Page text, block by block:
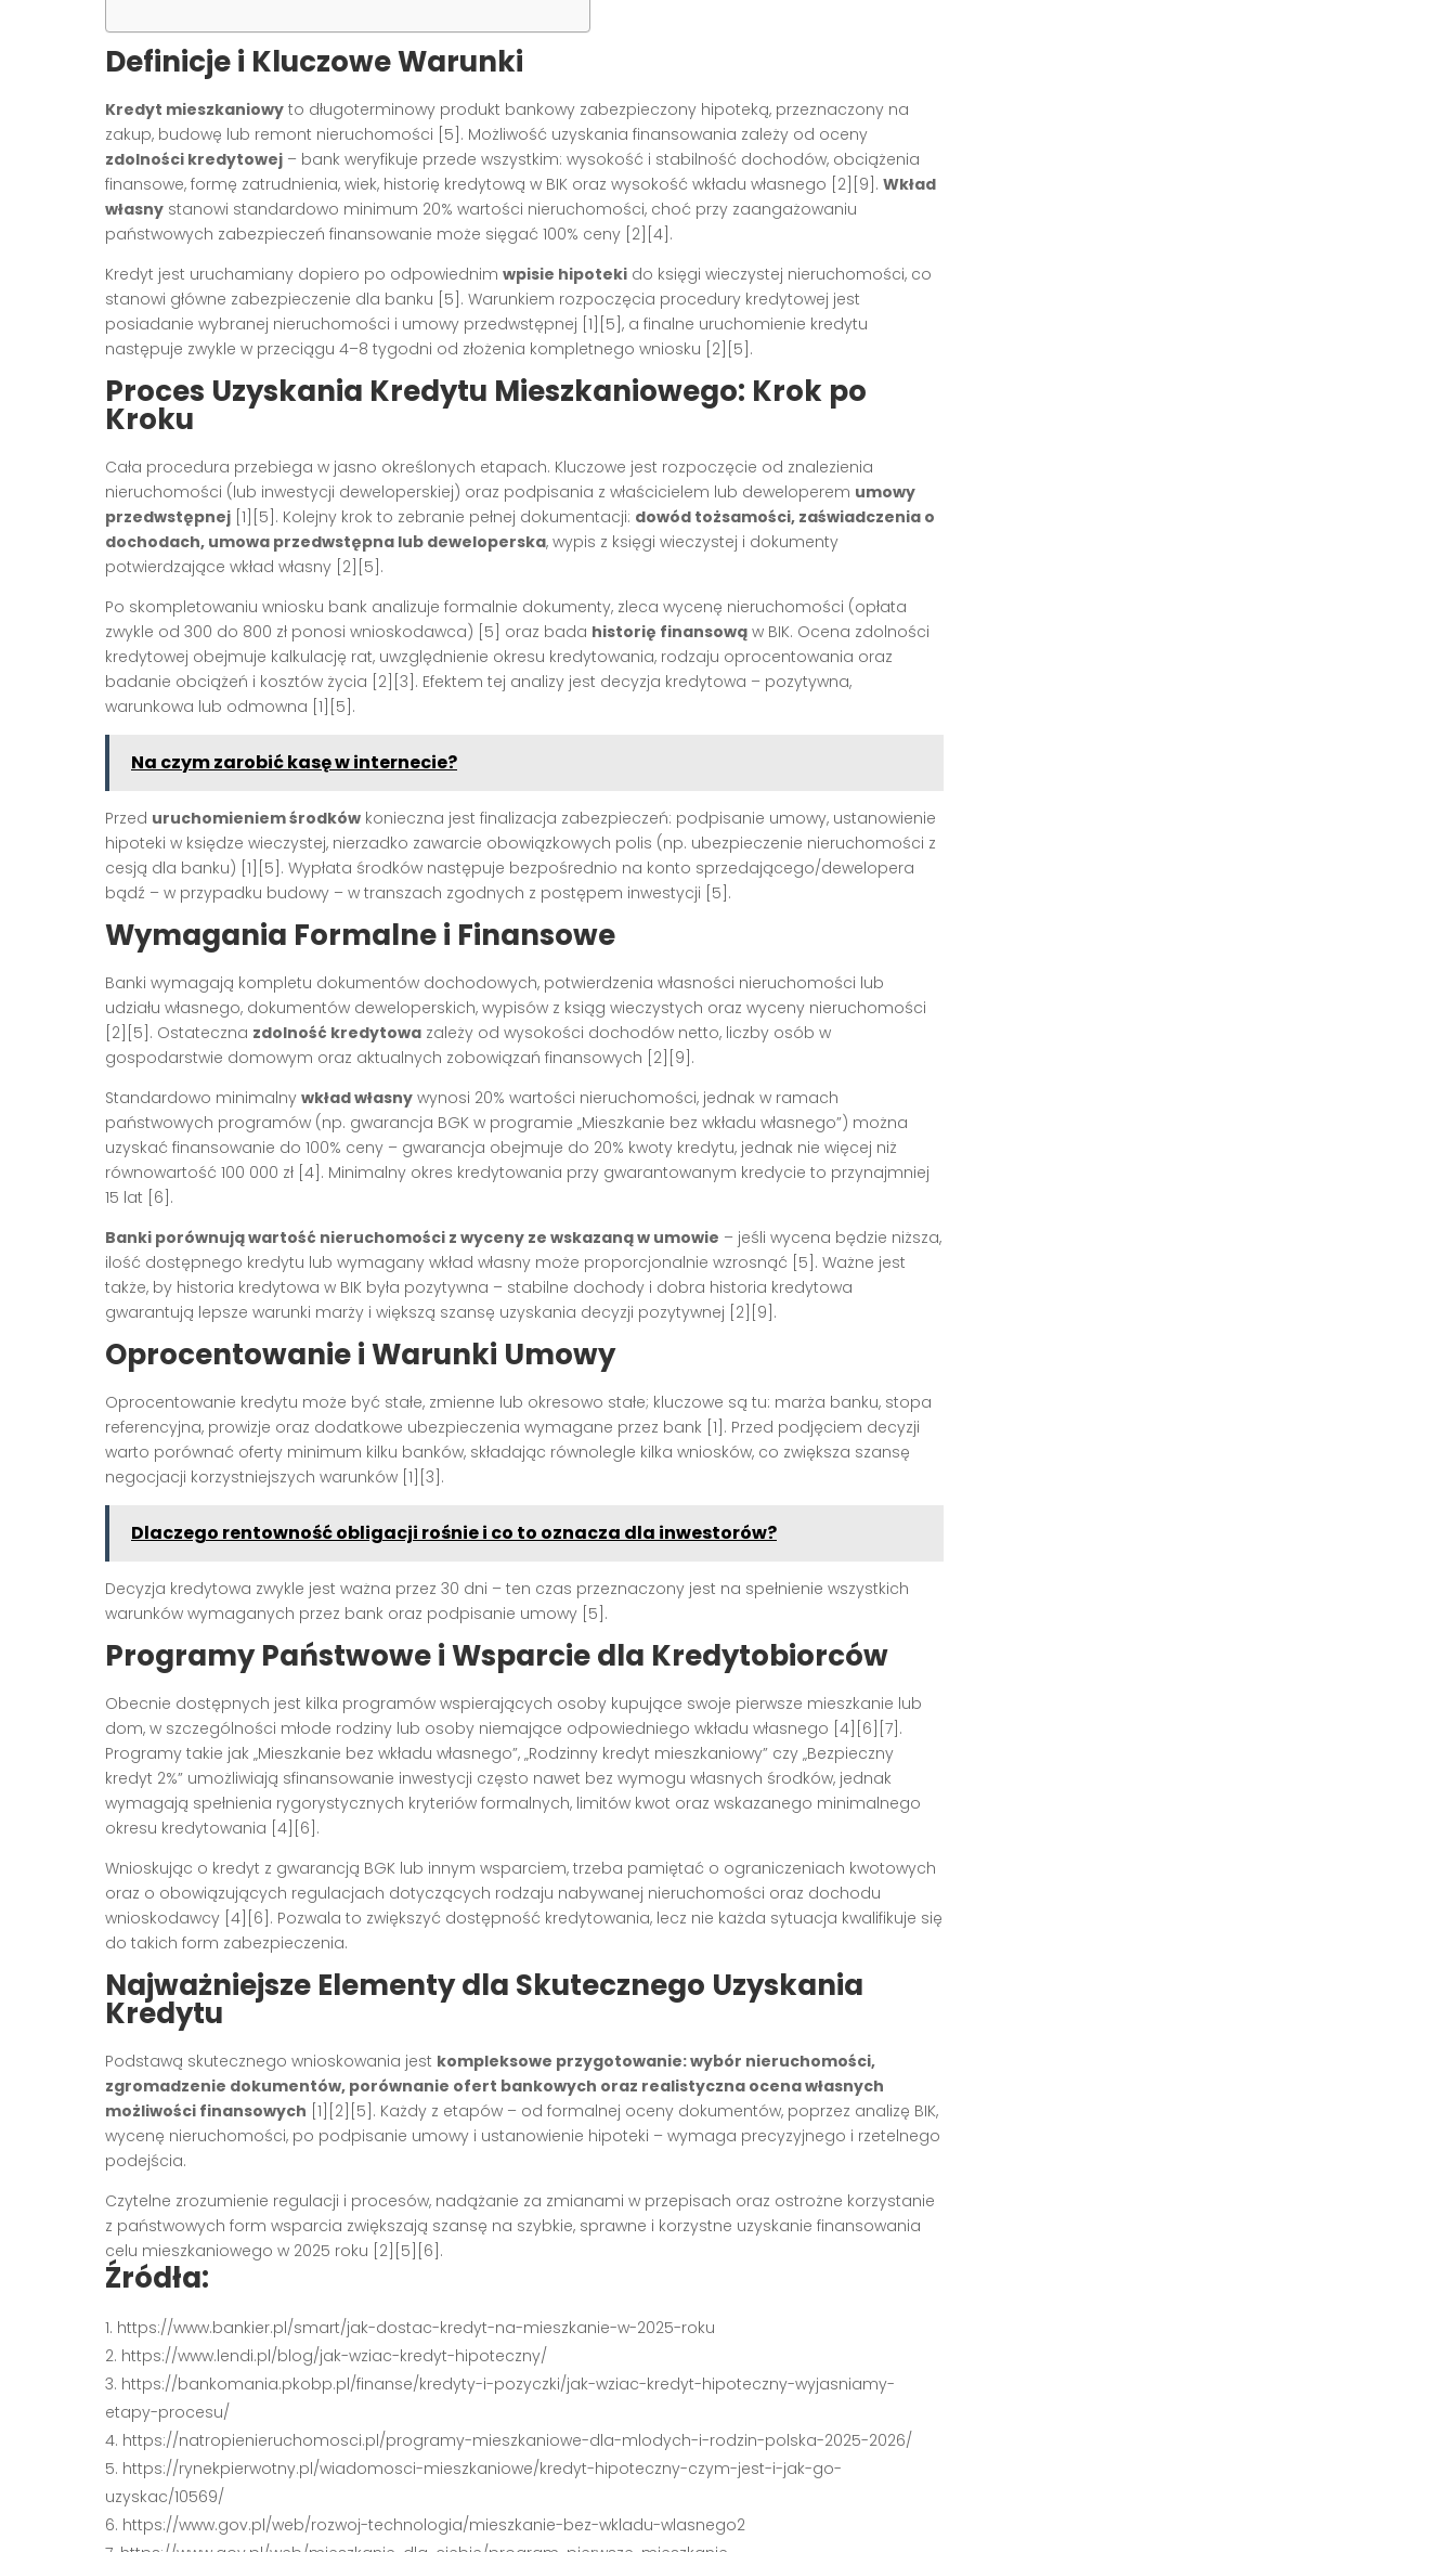
Definicje i Kluczowe Warunki
Kredyt mieszkaniowy to długoterminowy produkt bankowy zabezpieczony hipoteką, przeznaczony na
zakup, budowę lub remont nieruchomości [5] . Możliwość uzyskania finansowania zależy od oceny
zdolności kredytowej – bank weryfikuje przede wszystkim: wysokość i stabilność dochodów, obciążenia
finansowe, formę zatrudnienia, wiek, historię kredytową w BIK oraz wysokość wkładu własnego [2][9] . Wkład
własny stanowi standardowo minimum 20% wartości nieruchomości, choć przy zaangażowaniu
państwowych zabezpieczeń finansowanie może sięgać 100% ceny [2][4] .
Kredyt jest uruchamiany dopiero po odpowiednim wpisie hipoteki do księgi wieczystej nieruchomości, co
stanowi główne zabezpieczenie dla banku [5] . Warunkiem rozpoczęcia procedury kredytowej jest
posiadanie wybranej nieruchomości i umowy przedwstępnej [1][5] , a finalne uruchomienie kredytu
następuje zwykle w przeciągu 4–8 tygodni od złożenia kompletnego wniosku [2][5] .
Proces Uzyskania Kredytu Mieszkaniowego: Krok po
Kroku
Cała procedura przebiega w jasno określonych etapach. Kluczowe jest rozpoczęcie od znalezienia
nieruchomości (lub inwestycji deweloperskiej) oraz podpisania z właścicielem lub deweloperem umowy
przedwstępnej [1][5] . Kolejny krok to zebranie pełnej dokumentacji: dowód tożsamości, zaświadczenia o
dochodach, umowa przedwstępna lub deweloperska, wypis z księgi wieczystej i dokumenty
potwierdzające wkład własny [2][5] .
Po skompletowaniu wniosku bank analizuje formalnie dokumenty, zleca wycenę nieruchomości (opłata
zwykle od 300 do 800 zł ponosi wnioskodawca) [5] oraz bada historię finansową w BIK. Ocena zdolności
kredytowej obejmuje kalkulację rat, uwzględnienie okresu kredytowania, rodzaju oprocentowania oraz
badanie obciążeń i kosztów życia [2][3] . Efektem tej analizy jest decyzja kredytowa – pozytywna,
warunkowa lub odmowna [1][5] .
Na czym zarobić kasę w internecie?
Przed uruchomieniem środków konieczna jest finalizacja zabezpieczeń: podpisanie umowy, ustanowienie
hipoteki w księdze wieczystej, nierzadko zawarcie obowiązkowych polis (np. ubezpieczenie nieruchomości z
cesją dla banku) [1][5] . Wypłata środków następuje bezpośrednio na konto sprzedającego/dewelopera
bądź – w przypadku budowy – w transzach zgodnych z postępem inwestycji [5] .
Wymagania Formalne i Finansowe
Banki wymagają kompletu dokumentów dochodowych, potwierdzenia własności nieruchomości lub
udziału własnego, dokumentów deweloperskich, wypisów z ksiąg wieczystych oraz wyceny nieruchomości
[2][5] . Ostateczna zdolność kredytowa zależy od wysokości dochodów netto, liczby osób w
gospodarstwie domowym oraz aktualnych zobowiązań finansowych [2][9] .
Standardowo minimalny wkład własny wynosi 20% wartości nieruchomości, jednak w ramach
państwowych programów (np. gwarancja BGK w programie „Mieszkanie bez wkładu własnego”) można
uzyskać finansowanie do 100% ceny – gwarancja obejmuje do 20% kwoty kredytu, jednak nie więcej niż
równowartość 100 000 zł [4] . Minimalny okres kredytowania przy gwarantowanym kredycie to przynajmniej
15 lat [6] .
Banki porównują wartość nieruchomości z wyceny ze wskazaną w umowie – jeśli wycena będzie niższa,
ilość dostępnego kredytu lub wymagany wkład własny może proporcjonalnie wzrosnąć [5] . Ważne jest
także, by historia kredytowa w BIK była pozytywna – stabilne dochody i dobra historia kredytowa
gwarantują lepsze warunki marży i większą szansę uzyskania decyzji pozytywnej [2][9] .
Oprocentowanie i Warunki Umowy
Oprocentowanie kredytu może być stałe, zmienne lub okresowo stałe; kluczowe są tu: marża banku, stopa
referencyjna, prowizje oraz dodatkowe ubezpieczenia wymagane przez bank [1] . Przed podjęciem decyzji
warto porównać oferty minimum kilku banków, składając równolegle kilka wniosków, co zwiększa szansę
negocjacji korzystniejszych warunków [1][3] .
Dlaczego rentowność obligacji rośnie i co to oznacza dla inwestorów?
Decyzja kredytowa zwykle jest ważna przez 30 dni – ten czas przeznaczony jest na spełnienie wszystkich
warunków wymaganych przez bank oraz podpisanie umowy [5] .
Programy Państwowe i Wsparcie dla Kredytobiorców
Obecnie dostępnych jest kilka programów wspierających osoby kupujące swoje pierwsze mieszkanie lub
dom, w szczególności młode rodziny lub osoby niemające odpowiedniego wkładu własnego [4][6][7] .
Programy takie jak „Mieszkanie bez wkładu własnego”, „Rodzinny kredyt mieszkaniowy” czy „Bezpieczny
kredyt 2%” umożliwiają sfinansowanie inwestycji często nawet bez wymogu własnych środków, jednak
wymagają spełnienia rygorystycznych kryteriów formalnych, limitów kwot oraz wskazanego minimalnego
okresu kredytowania [4][6] .
Wnioskując o kredyt z gwarancją BGK lub innym wsparciem, trzeba pamiętać o ograniczeniach kwotowych
oraz o obowiązujących regulacjach dotyczących rodzaju nabywanej nieruchomości oraz dochodu
wnioskodawcy [4][6] . Pozwala to zwiększyć dostępność kredytowania, lecz nie każda sytuacja kwalifikuje się
do takich form zabezpieczenia.
Najważniejsze Elementy dla Skutecznego Uzyskania
Kredytu
Podstawą skutecznego wnioskowania jest kompleksowe przygotowanie: wybór nieruchomości,
zgromadzenie dokumentów, porównanie ofert bankowych oraz realistyczna ocena własnych
możliwości finansowych [1][2][5] . Każdy z etapów – od formalnej oceny dokumentów, poprzez analizę BIK,
wycenę nieruchomości, po podpisanie umowy i ustanowienie hipoteki – wymaga precyzyjnego i rzetelnego
podejścia.
Czytelne zrozumienie regulacji i procesów, nadążanie za zmianami w przepisach oraz ostrożne korzystanie
z państwowych form wsparcia zwiększają szansę na szybkie, sprawne i korzystne uzyskanie finansowania
celu mieszkaniowego w 2025 roku [2][5][6] .
Źródła:
https://www.bankier.pl/smart/jak-dostac-kredyt-na-mieszkanie-w-2025-roku
https://www.lendi.pl/blog/jak-wziac-kredyt-hipoteczny/
https://bankomania.pkobp.pl/finanse/kredyty-i-pozyczki/jak-wziac-kredyt-hipoteczny-wyjasniamy-
etapy-procesu/
https://natropienieruchomosci.pl/programy-mieszkaniowe-dla-mlodych-i-rodzin-polska-2025-2026/
https://rynekpierwotny.pl/wiadomosci-mieszkaniowe/kredyt-hipoteczny-czym-jest-i-jak-go-
uzyskac/10569/
https://www.gov.pl/web/rozwoj-technologia/mieszkanie-bez-wkladu-wlasnego2